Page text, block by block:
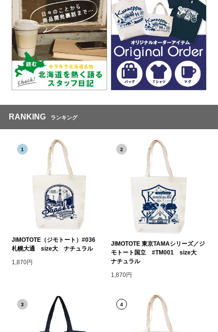
RANKING ランキング
1
JIMOTOTE（ジモトート）#036
札幌大通 size大 ナチュラル
1,870円
2
JIMOTOTE 東京TAMAシリーズ／ジ
モトート国立 #TM001 size大
ナチュラル
1,870円
3 4